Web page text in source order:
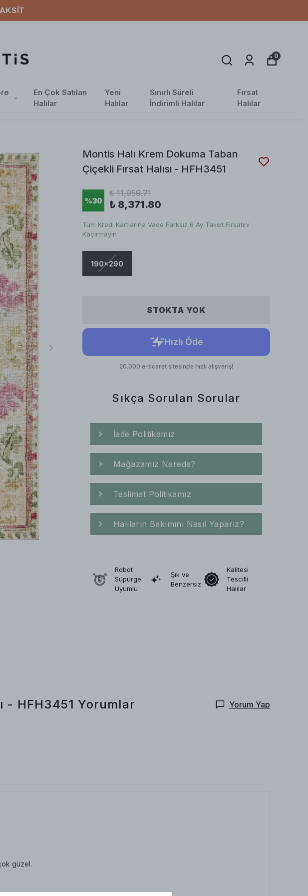
En Çok Satılan
Halılar
Yeni
Halılar
Sınırlı Süreli
İndirimli Halılar
Fırsat
Halılar
0
Montis Halı Krem Dokuma Taban
Çiçekli Fırsat Halısı - HFH3451
%30
₺ 11,959.71
₺ 8,371.80
Tüm Kredi Kartlarına Vade Farksız 6 Ay Taksit Fırsatını
Kaçırmayın
190x290
STOKTA YOK
Sıkça Sorulan Sorular
İade Politikamız
Mağazamız Nerede?
Teslimat Politikamız
Halıların Bakımını Nasıl Yaparız?
Robot
Süpürge
Uyumlu
Şık ve
Benzersiz
Kalitesi
Tescilli
Halılar
- HFH3451 Yorumlar Yorum Yap
güzel.